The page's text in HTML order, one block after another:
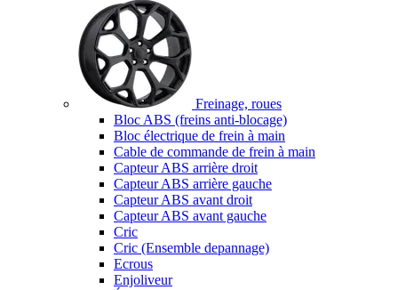
Freinage, roues
Bloc ABS (freins anti-blocage)
Bloc électrique de frein à main
Cable de commande de frein à main
Capteur ABS arrière droit
Capteur ABS arrière gauche
Capteur ABS avant droit
Capteur ABS avant gauche
Cric
Cric (Ensemble depannage)
Ecrous
Enjoliveur